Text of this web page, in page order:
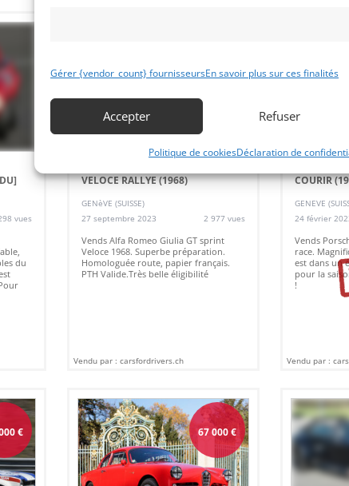
Gérer {vendor_count} fournisseursEn savoir plus sur ces finalités
Accepter Refuser
Politique de cookiesDéclaration de
vues
du
12
VELOCE RALLYE (1968)
GENèVE (SUISSE)
27 septembre 2023
2 977 vues
Vends Alfa Romeo Giulia GT sprint
Veloce 1968. Superbe préparation.
Homologuée route, papier français.
PTH Valide.Très belle éligibilité
Vendu par : carsfordrivers.ch
COURIR
GENEVE
24 février
Vends
race.
est dans un
pour la
!
Vendu par :
€ 67 000€